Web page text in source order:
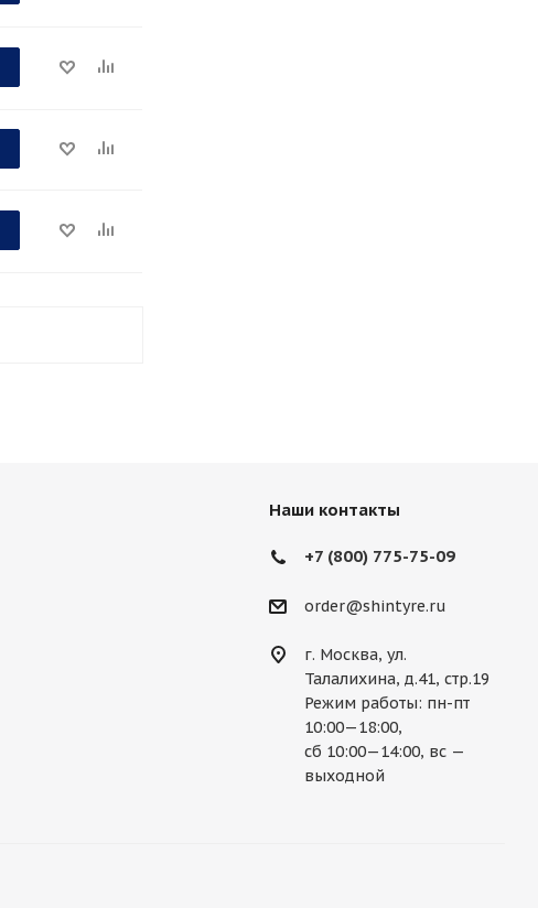
Наши контакты
+7 (800) 775-75-09
order@shintyre.ru
г. Москва, ул.
Талалихина, д.41, стр.19
Режим работы: пн-пт
10:00—18:00,
сб 10:00—14:00, вс —
выходной